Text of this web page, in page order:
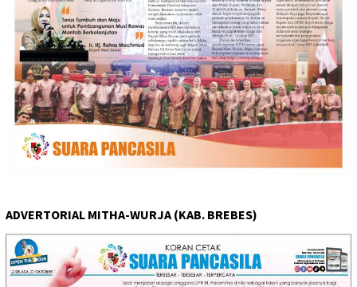
ADVERTORIAL MITHA-WURJA (KAB. BREBES)